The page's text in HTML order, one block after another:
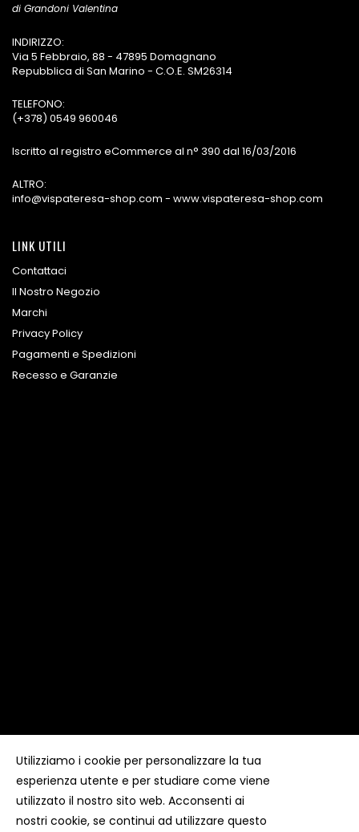
di Grandoni Valentina
INDIRIZZO:
Via 5 Febbraio, 88 - 47895 Domagnano
Repubblica di San Marino - C.O.E. SM26314
TELEFONO:
(+378) 0549 960046
Iscritto al registro eCommerce al n° 390 dal 16/03/2016
ALTRO:
info@vispateresa-shop.com - www.vispateresa-shop.com
LINK UTILI
Contattaci
Il Nostro Negozio
Marchi
Privacy Policy
Pagamenti e Spedizioni
Recesso e Garanzie
Copyright ©Kyuubi Cloud SolutionbySTUDIO
diritti riservati
Utilizziamo i cookie per personalizzare la tua
esperienza utente e per studiare come viene
utilizzato il nostro sito web. Acconsenti ai
nostri cookie, se continui ad utilizzare questo